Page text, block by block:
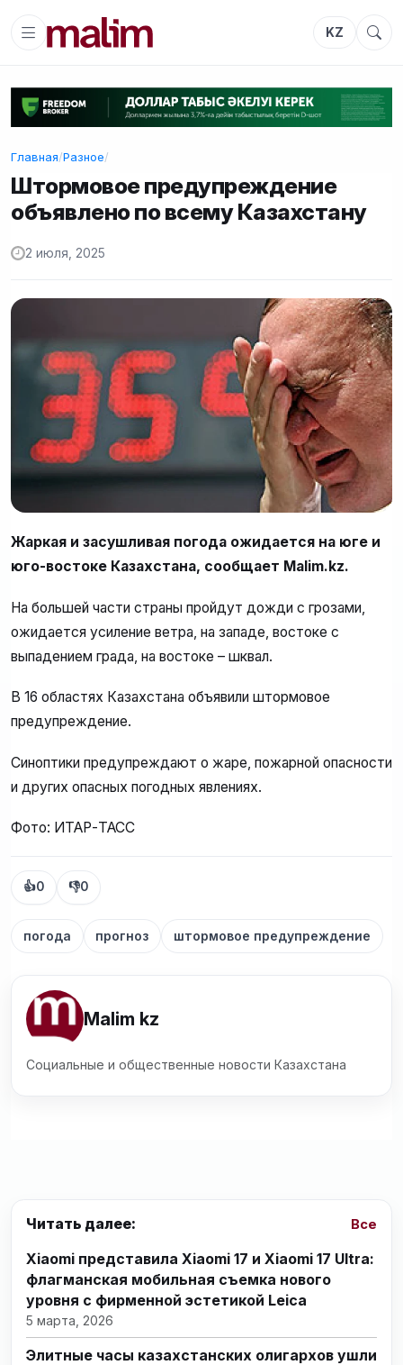
KZ
Главная/Разное/
Штормовое предупреждение
объявлено по всему Казахстану
2 июля, 2025
Жаркая и засушливая погода ожидается на юге и
юго-востоке Казахстана, сообщает Malim.kz.
На большей части страны пройдут дожди с грозами,
ожидается усиление ветра, на западе, востоке с
выпадением града, на востоке – шквал.
В 16 областях Казахстана объявили штормовое
предупреждение.
Синоптики предупреждают о жаре, пожарной опасности
и других опасных погодных явлениях.
Фото: ИТАР-ТАСС
👍0 👎0
погода прогноз штормовое предупреждение
Malim kz
Социальные и общественные новости Казахстана
Читать далее: Все
Xiaomi представила Xiaomi 17 и Xiaomi 17 Ultra:
флагманская мобильная съемка нового
уровня с фирменной эстетикой Leica
5 марта, 2026
Элитные часы казахстанских олигархов ушли